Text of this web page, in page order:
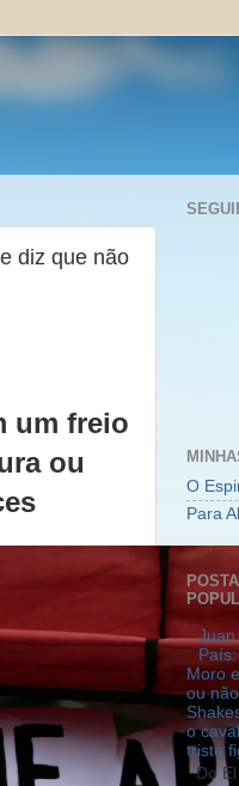
diz que não
um freio
ou
O
Para
Juan
Moro
ou
o
triste
Do El